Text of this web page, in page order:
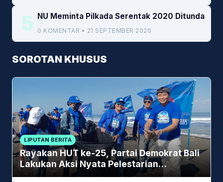
5 NU Meminta Pilkada Serentak 2020 Ditunda
0 KOMENTAR • 21 SEPTEMBER 2020
SOROTAN KHUSUS
LIPUTAN BERITA
Rayakan HUT ke-25, Partai Demokrat Bali
Lakukan Aksi Nyata Pelestarian
Lingkungan